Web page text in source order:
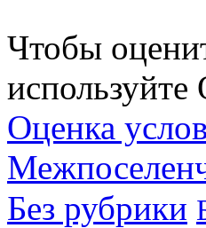
Чтобы
Оценка
Без рубрики